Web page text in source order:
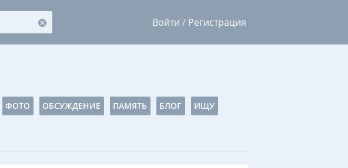
Войти / Регистрация
ФОТО ОБСУЖДЕНИЕ ПАМЯТЬ БЛОГ ИЩУ